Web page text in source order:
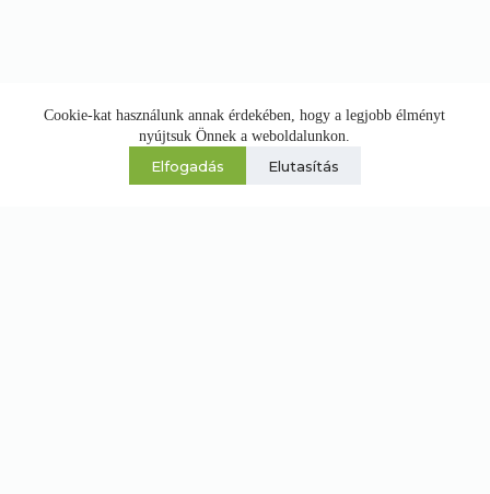
Cookie-kat használunk annak érdekében, hogy a legjobb élményt
nyújtsuk Önnek a weboldalunkon.
Elfogadás Elutasítás